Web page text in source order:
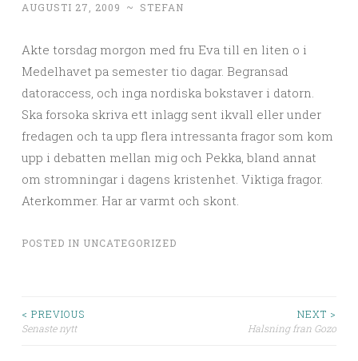
AUGUSTI 27, 2009 ~ STEFAN
Akte torsdag morgon med fru Eva till en liten o i
Medelhavet pa semester tio dagar. Begransad
datoraccess, och inga nordiska bokstaver i datorn.
Ska forsoka skriva ett inlagg sent ikvall eller under
fredagen och ta upp flera intressanta fragor som kom
upp i debatten mellan mig och Pekka, bland annat
om stromningar i dagens kristenhet. Viktiga fragor.
Aterkommer. Har ar varmt och skont.
POSTED IN UNCATEGORIZED
Post navigation
< PREVIOUS
Senaste nytt
NEXT >
Halsning fran Gozo